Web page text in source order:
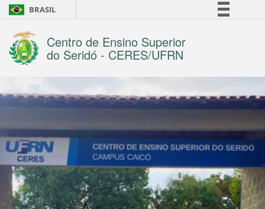
BRASIL
Comunica BR
Legislação
Centro de Ensino Superior
do Seridó - CERES/UFRN